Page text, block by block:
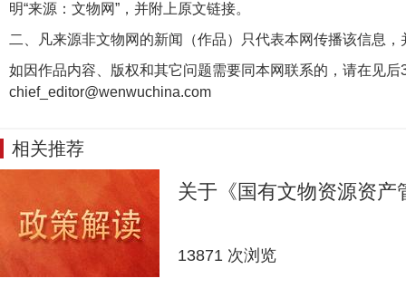
明“来源：文物网”，并附上原文链接。
二、凡来源非文物网的新闻（作品）只代表本网传播该信息
如因作品内容、版权和其它问题需要同本网联系的，请在见后
chief_editor@wenwuchina.com
相关推荐
关于《国有文物资源资
13871 次浏览